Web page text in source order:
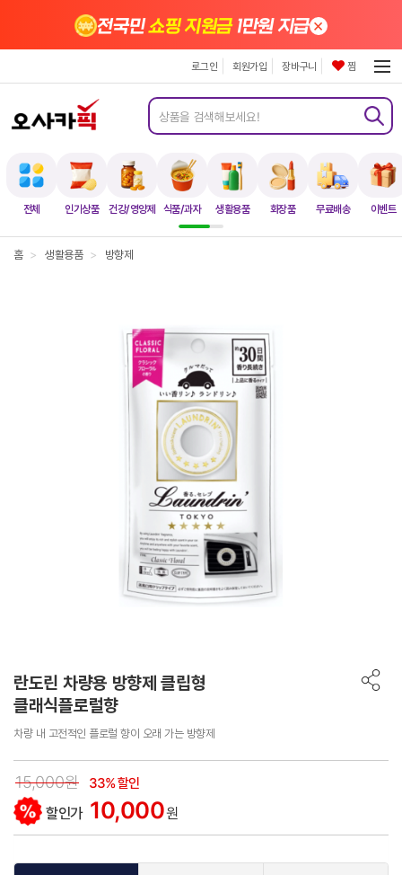
전체 인기상품 건강/영양제 식품/과자 생활용품 화장품 무료배송 이벤트
전국민쇼핑 지원금1만원 지급×
로그인 회원가입 장바구니 찜
홈 > 생활용품 > 방향제
란도린 차량용 방향제 클립형
클래식플로럴향
차량 내 고전적인 플로럴 향이 오래 가는 방향제
15,000원 33% 할인
할인가 10,000원